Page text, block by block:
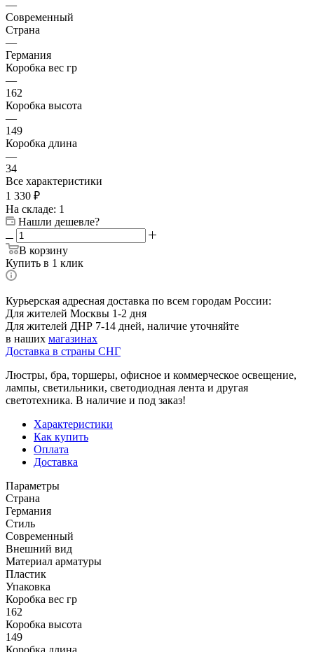
—
Современный
Страна
—
Германия
Коробка вес гр
—
162
Коробка высота
—
149
Коробка длина
—
34
Все характеристики
1 330 ₽
На складе: 1
Нашли дешевле?
В корзину
Купить в 1 клик
Курьерская адресная доставка по всем городам России:
Для жителей Москвы 1-2 дня
Для жителей ДНР 7-14 дней, наличие уточняйте
в наших магазинах
Доставка в страны СНГ
Люстры, бра, торшеры, офисное и коммерческое освещение,
лампы, светильники, светодиодная лента и другая
светотехника. В наличие и под заказ!
Характеристики
Как купить
Оплата
Доставка
Параметры
Страна
Германия
Стиль
Современный
Внешний вид
Материал арматуры
Пластик
Упаковка
Коробка вес гр
162
Коробка высота
149
Коробка длина